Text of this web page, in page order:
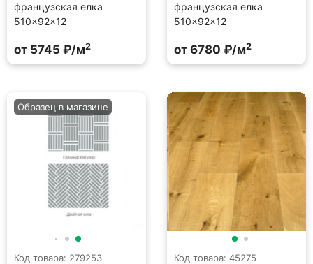
французская елка
510×92×12
от 5745 ₽/м2
французская елка
510×92×12
от 6780 ₽/м2
Код товара: 279253
Образец в магазине
Код товара: 45275